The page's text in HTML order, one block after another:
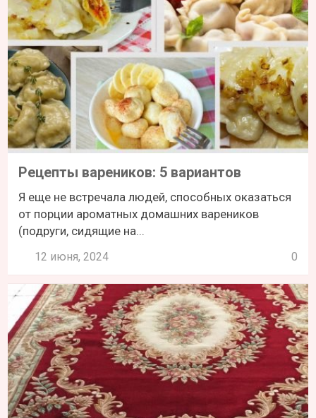
Рецепты вареников: 5 вариантов
Я еще не встречала людей, способных оказаться
от порции ароматных домашних вареников
(подруги, сидящие на...
12 июня, 2024 0